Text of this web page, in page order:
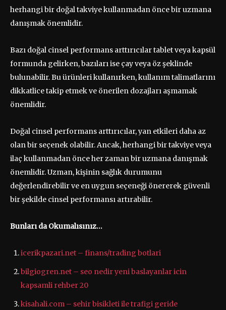
herhangi bir doğal takviye kullanmadan önce bir uzmana
danışmak önemlidir.
Bazı doğal cinsel performans arttırıcılar tablet veya kapsül
formunda gelirken, bazıları ise çay veya öz şeklinde
bulunabilir. Bu ürünleri kullanırken, kullanım talimatlarını
dikkatlice takip etmek ve önerilen dozajları aşmamak
önemlidir.
Doğal cinsel performans arttırıcılar, yan etkileri daha az
olan bir seçenek olabilir. Ancak, herhangi bir takviye veya
ilaç kullanmadan önce her zaman bir uzmana danışmak
önemlidir. Uzman, kişinin sağlık durumunu
değerlendirebilir ve en uygun seçeneği önererek güvenli
bir şekilde cinsel performansı artırabilir.
Bunları da Okumalısınız…
icerikpazari.net – finans/trading botlari
bilgiogren.net – seo nedir yeni baslayanlar icin
kapsamli rehber 20
kisahali.com – sehir bisikleti ile trafigi geride